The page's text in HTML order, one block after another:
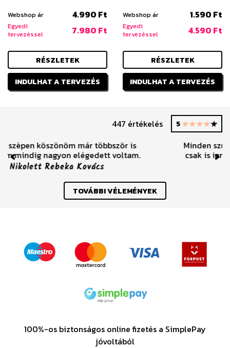
Webshop ár 4.990 Ft
Egyedi
tervezéssel
7.980 Ft
RÉSZLETEK
INDULHAT A TERVEZÉS
Webshop ár 1.590 Ft
Egyedi
tervezéssel
4.590 Ft
RÉSZLETEK
INDULHAT A TERVEZÉS
447 értékelés 5
Minden szuper pontos gyors ha rendelek akkor
csak is innen :) Bátran ajánlom mindenkinek :)
Piroska Ökrös
Previous
TOVÁBBI VÉLEMÉNYEK
100%-os biztonságos online fizetés a SimplePay
jóvoltából